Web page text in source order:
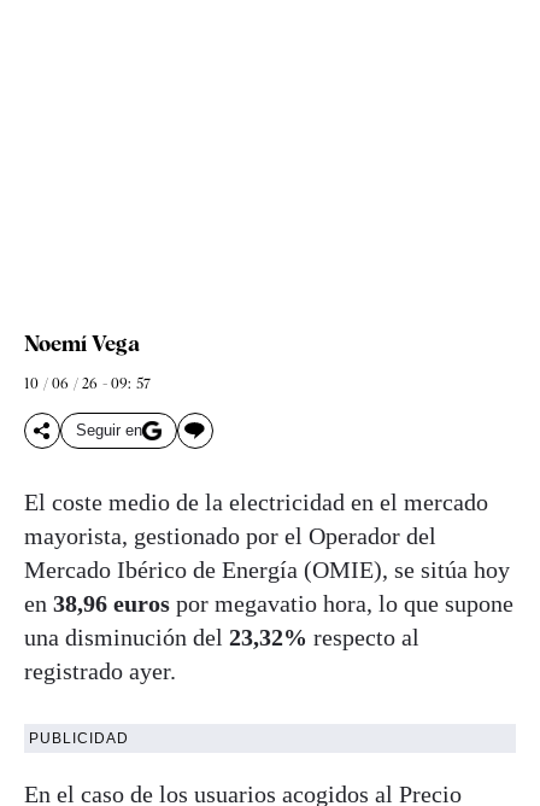
Noemí Vega
10 / 06 / 26 - 09: 57
Seguir en
El coste medio de la electricidad en el mercado
mayorista, gestionado por el Operador del
Mercado Ibérico de Energía (OMIE), se sitúa hoy
en 38,96 euros por megavatio hora, lo que supone
una disminución del 23,32% respecto al
registrado ayer.
PUBLICIDAD
En el caso de los usuarios acogidos al Precio